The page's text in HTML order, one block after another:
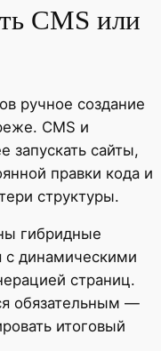
CMS или
ручное создание
CMS и
запускать сайты,
правки кода и
структуры.
гибридные
с динамическими
страниц.
обязательным —
итоговый